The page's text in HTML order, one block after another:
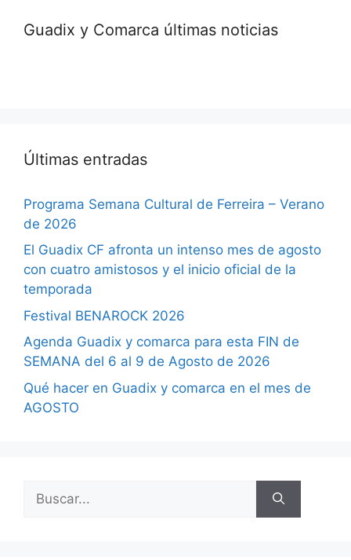
Guadix y Comarca últimas noticias
Últimas entradas
Programa Semana Cultural de Ferreira – Verano
de 2026
El Guadix CF afronta un intenso mes de agosto
con cuatro amistosos y el inicio oficial de la
temporada
Festival BENAROCK 2026
Agenda Guadix y comarca para esta FIN de
SEMANA del 6 al 9 de Agosto de 2026
Qué hacer en Guadix y comarca en el mes de
AGOSTO